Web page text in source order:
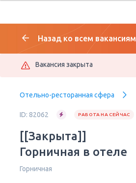
Назад ко всем вакансиям
Вакансия закрыта
Отельно-ресторанная сфера
ID: 82062 РАБОТА НА СЕЙЧАС
[[Закрыта]]
Горничная в отеле
Горничная